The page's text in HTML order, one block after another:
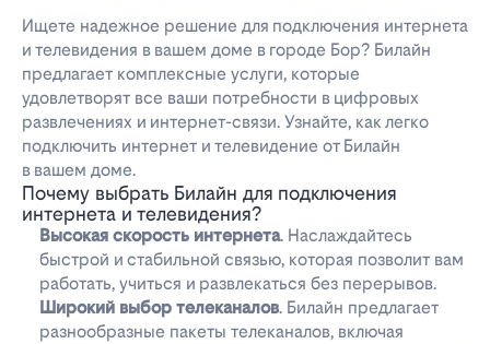
Ищете надежное решение для подключения интернета
и телевидения в вашем доме в городе Бор? Билайн
предлагает комплексные услуги, которые
удовлетворят все ваши потребности в цифровых
развлечениях и интернет-связи. Узнайте, как легко
подключить интернет и телевидение от Билайн
в вашем доме.
Почему выбрать Билайн для подключения
интернета и телевидения?
Высокая скорость интернета. Наслаждайтесь
быстрой и стабильной связью, которая позволит вам
работать, учиться и развлекаться без перерывов.
Широкий выбор телеканалов. Билайн предлагает
разнообразные пакеты телеканалов, включая